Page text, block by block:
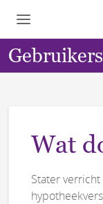
Wat
Stater